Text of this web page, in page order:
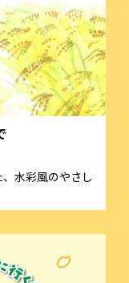
水彩風のやさし